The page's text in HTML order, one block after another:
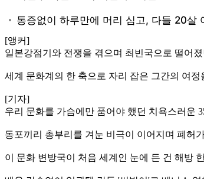
[앵커]
일본강점기와 전쟁을 겪으며 최빈국으로 떨어
세계 문화계의 한 축으로 자리 잡은 그간의 여
[기자]
우리 문화를 가슴에만 품어야 했던 치욕스러운
동포끼리 총부리를 겨눈 비극이 이어지며 폐허
이 문화 변방국이 처음 세계인 눈에 든 건 해방